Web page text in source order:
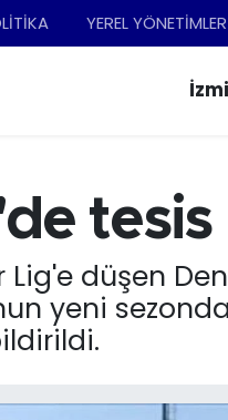
YEREL YÖNETİMLER
tesis
düşen
yeni